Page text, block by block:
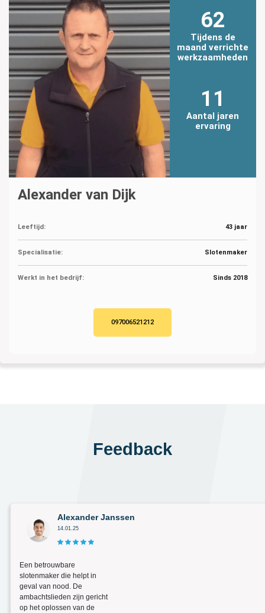
62
Tijdens de
maand verrichte
werkzaamheden
11
Aantal jaren
ervaring
Alexander van Dijk
Leeftijd: 43 jaar
Specialisatie: Slotenmaker
Werkt in het bedrijf: Sinds 2018
097006521212
Feedback
Alexander Janssen
14.01.25
Een betrouwbare
slotenmaker die helpt in
geval van nood. De
ambachtslieden zijn gericht
op het oplossen van de